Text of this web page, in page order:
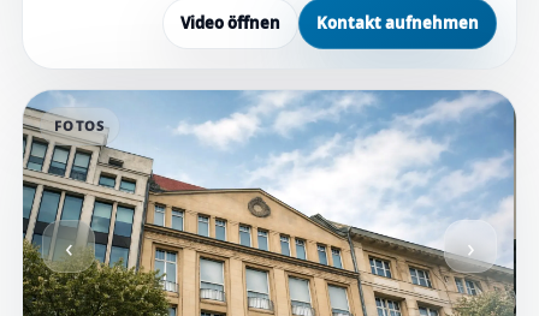
Video öffnen Kontakt aufnehmen
FOTOS
‹ ›